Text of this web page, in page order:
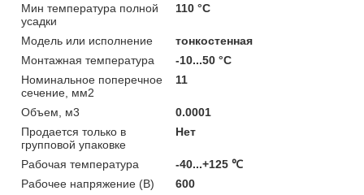
Мин температура полной
усадки
110 °C
Модель или исполнение
тонкостенная
Монтажная температура
-10...50 °C
Номинальное поперечное
сечение, мм2
11
Объем, м3
0.0001
Продается только в
групповой упаковке
Нет
Рабочая температура
-40...+125 ℃
Рабочее напряжение (В)
600